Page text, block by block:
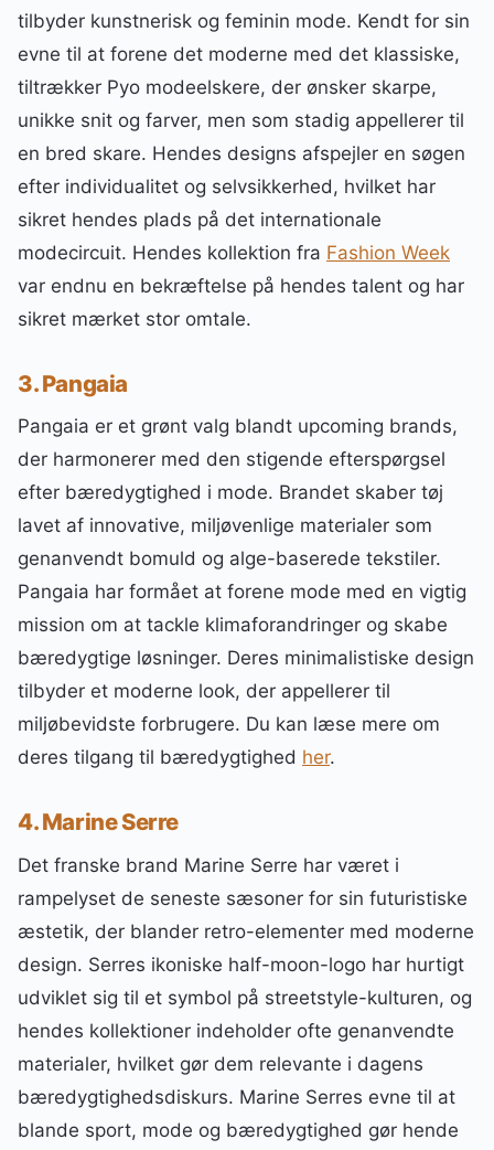
tilbyder kunstnerisk og feminin mode. Kendt for sin
evne til at forene det moderne med det klassiske,
tiltrækker Pyo modeelskere, der ønsker skarpe,
unikke snit og farver, men som stadig appellerer til
en bred skare. Hendes designs afspejler en søgen
efter individualitet og selvsikkerhed, hvilket har
sikret hendes plads på det internationale
modecircuit. Hendes kollektion fra Fashion Week
var endnu en bekræftelse på hendes talent og har
sikret mærket stor omtale.
3. Pangaia
Pangaia er et grønt valg blandt upcoming brands,
der harmonerer med den stigende efterspørgsel
efter bæredygtighed i mode. Brandet skaber tøj
lavet af innovative, miljøvenlige materialer som
genanvendt bomuld og alge-baserede tekstiler.
Pangaia har formået at forene mode med en vigtig
mission om at tackle klimaforandringer og skabe
bæredygtige løsninger. Deres minimalistiske design
tilbyder et moderne look, der appellerer til
miljøbevidste forbrugere. Du kan læse mere om
deres tilgang til bæredygtighed her.
4. Marine Serre
Det franske brand Marine Serre har været i
rampelyset de seneste sæsoner for sin futuristiske
æstetik, der blander retro-elementer med moderne
design. Serres ikoniske half-moon-logo har hurtigt
udviklet sig til et symbol på streetstyle-kulturen, og
hendes kollektioner indeholder ofte genanvendte
materialer, hvilket gør dem relevante i dagens
bæredygtighedsdiskurs. Marine Serres evne til at
blande sport, mode og bæredygtighed gør hende